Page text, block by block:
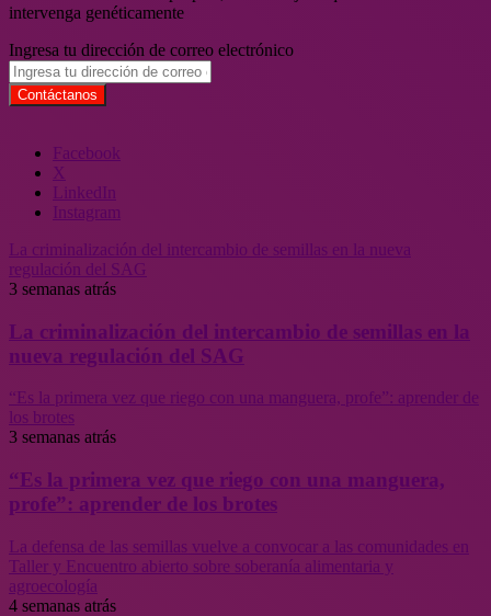
intervenga genéticamente
Ingresa tu dirección de correo electrónico
Facebook
X
LinkedIn
Instagram
La criminalización del intercambio de semillas en la nueva
regulación del SAG
3 semanas atrás
La criminalización del intercambio de semillas en la
nueva regulación del SAG
“Es la primera vez que riego con una manguera, profe”: aprender de
los brotes
3 semanas atrás
“Es la primera vez que riego con una manguera,
profe”: aprender de los brotes
La defensa de las semillas vuelve a convocar a las comunidades en
Taller y Encuentro abierto sobre soberanía alimentaria y
agroecología
4 semanas atrás